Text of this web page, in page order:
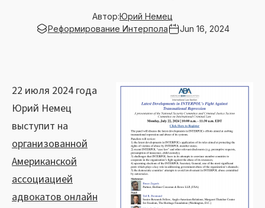
Автор:Юрий Немец
Реформирование Интерпола
Jun 16, 2024
22 июля 2024 года
Юрий Немец
выступит на
организованной
Американской
ассоциацией
адвокатов онлайн